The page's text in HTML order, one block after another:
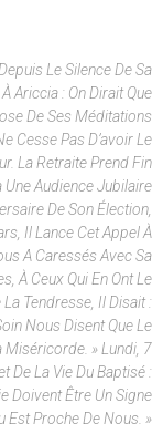
Le Silence De Sa
Ariccia : On Dirait Que
De Ses Méditations
Cesse Pas D’avoir Le
La Retraite Prend Fin
Audience Jubilaire
De Son Élection,
Il Lance Cet Appel À
A Caressés Avec Sa
À Ceux Qui En Ont Le
Tendresse, Il Disait :
Nous Disent Que Le
Miséricorde. » Lundi, 7
De La Vie Du Baptisé :
Doivent Être Un Signe
Est Proche De Nous. »